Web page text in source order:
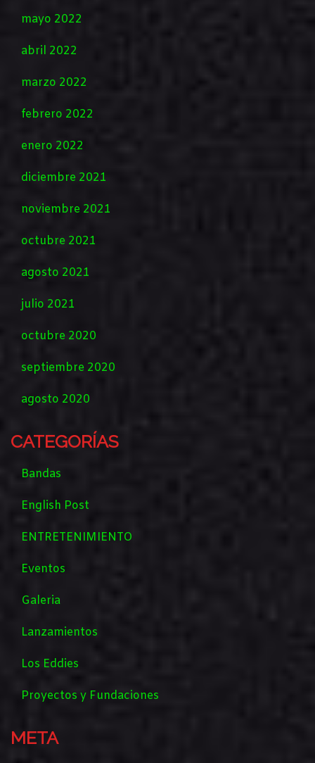
mayo 2022
abril 2022
marzo 2022
febrero 2022
enero 2022
diciembre 2021
noviembre 2021
octubre 2021
agosto 2021
julio 2021
octubre 2020
septiembre 2020
agosto 2020
CATEGORÍAS
Bandas
English Post
ENTRETENIMIENTO
Eventos
Galeria
Lanzamientos
Los Eddies
Proyectos y Fundaciones
META